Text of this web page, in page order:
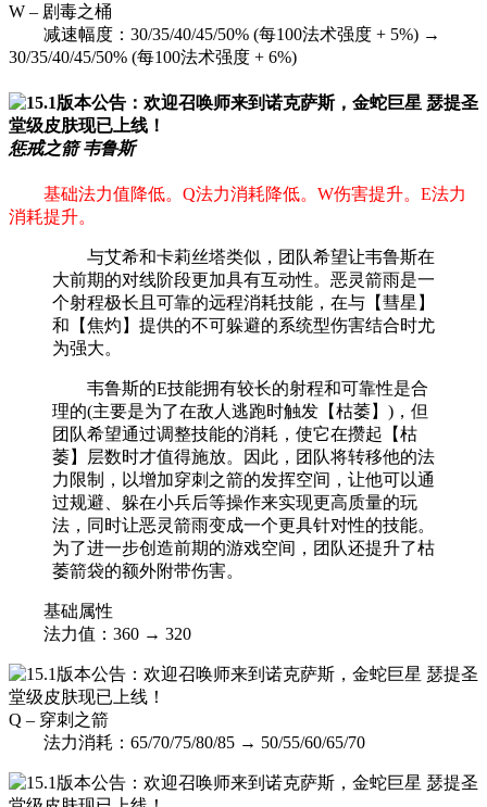
W – 剧毒之桶
减速幅度：30/35/40/45/50% (每100法术强度 + 5%) →
30/35/40/45/50% (每100法术强度 + 6%)
惩戒之箭 韦鲁斯
基础法力值降低。Q法力消耗降低。W伤害提升。E法力
消耗提升。
与艾希和卡莉丝塔类似，团队希望让韦鲁斯在
大前期的对线阶段更加具有互动性。恶灵箭雨是一
个射程极长且可靠的远程消耗技能，在与【彗星】
和【焦灼】提供的不可躲避的系统型伤害结合时尤
为强大。
韦鲁斯的E技能拥有较长的射程和可靠性是合
理的(主要是为了在敌人逃跑时触发【枯萎】)，但
团队希望通过调整技能的消耗，使它在攒起【枯
萎】层数时才值得施放。因此，团队将转移他的法
力限制，以增加穿刺之箭的发挥空间，让他可以通
过规避、躲在小兵后等操作来实现更高质量的玩
法，同时让恶灵箭雨变成一个更具针对性的技能。
为了进一步创造前期的游戏空间，团队还提升了枯
萎箭袋的额外附带伤害。
基础属性
法力值：360 → 320
Q – 穿刺之箭
法力消耗：65/70/75/80/85 → 50/55/60/65/70